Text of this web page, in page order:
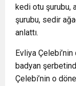
kedi otu şurubu,
şurubu, sedir
anlattı.
Evliya
badyan
Çelebi’nin o